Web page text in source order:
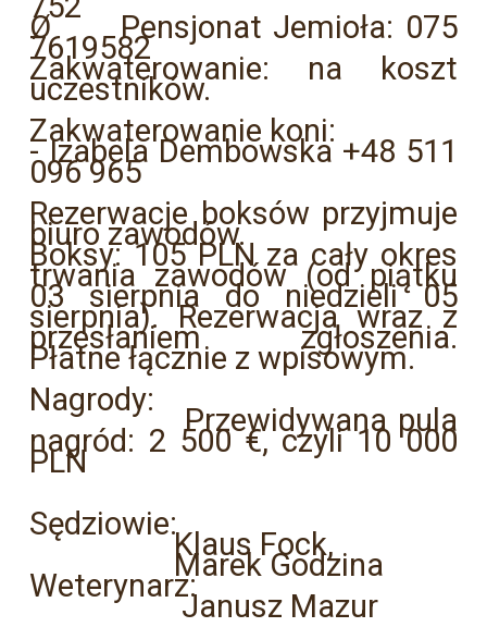
Ø Pensjonat Jemioła: 075
7619582
Zakwaterowanie: na koszt
uczestników.
Zakwaterowanie koni:
- Izabela Dembowska +48 511
096 965
Rezerwacje boksów przyjmuje
biuro zawodów.
Boksy: 105 PLN za cały okres
trwania zawodów (od piątku
03 sierpnia do niedzieli 05
sierpnia). Rezerwacja wraz z
przesłaniem zgłoszenia.
Płatne łącznie z wpisowym.
Nagrody:
Przewidywana pula
nagród: 2 500 €, czyli 10 000
PLN
Sędziowie:
Klaus Fock,
Marek Godzina
Weterynarz:
Janusz Mazur